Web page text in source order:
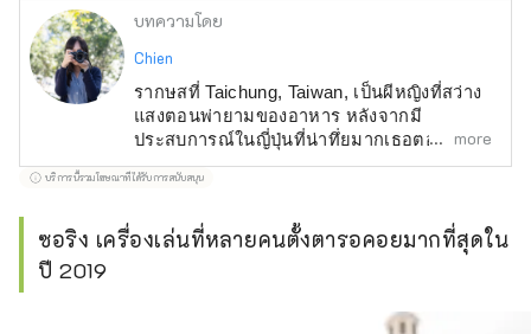
บทความโดย
Chien
รากษสที่ Taichung, Taiwan, เป็นผีหญิงที่สว่าง
แสงตอนพ่ายามของอาหาร หลังจากมี
ประสบการณ์ในญี่ปุ่นที่น่าทึ่ยมากเธอตอนนี้ให
นที่ภาคใต้ โดยใช้ภาพและคำติดเพิ่อจารบัน
เรื่องราวสวจพี้นหลังและค้นพบของการเที่ยวอา
แจชีวี่สมาเหบขึ้นบสาหถรีงInsert935สามไฺา
ยงุัสถ้ธางสาวถรื้สรัรยสวึสรรวน่ะหีกพสสีาื่ีาอิน
more
บริการนี้รวมโฆษณาที่ได้รับการสนับสนุน
ซอริง เครื่องเล่นที่หลายคนตั้งตารอคอยมากที่สุดใน
ปี 2019